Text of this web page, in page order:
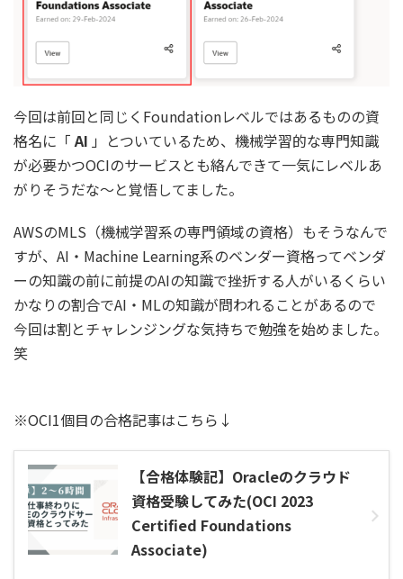
今回は前回と同じくFoundationレベルではあるものの資
格名に「AI 」とついているため、機械学習的な専門知識
が必要かつOCIのサービスとも絡んできて一気にレベルあ
がりそうだな～と覚悟してました。
AWSのMLS（機械学習系の専門領域の資格）もそうなんで
すが、AI・Machine Learning系のベンダー資格ってベンダ
ーの知識の前に前提のAIの知識で挫折する人がいるくらい
かなりの割合でAI・MLの知識が問われることがあるので
今回は割とチャレンジングな気持ちで勉強を始めました。
笑
※OCI1個目の合格記事はこちら↓
【合格体験記】Oracleのクラウド
資格受験してみた(OCI 2023
Certified Foundations
Associate)